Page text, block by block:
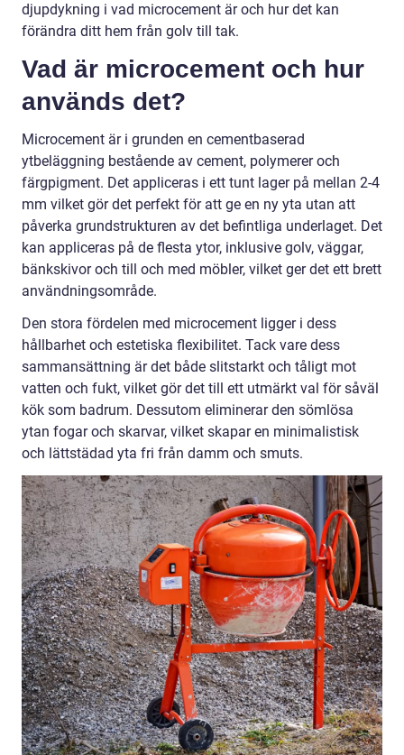
djupdykning i vad microcement är och hur det kan
förändra ditt hem från golv till tak.
Vad är microcement och hur
används det?
Microcement är i grunden en cementbaserad
ytbeläggning bestående av cement, polymerer och
färgpigment. Det appliceras i ett tunt lager på mellan 2-4
mm vilket gör det perfekt för att ge en ny yta utan att
påverka grundstrukturen av det befintliga underlaget. Det
kan appliceras på de flesta ytor, inklusive golv, väggar,
bänkskivor och till och med möbler, vilket ger det ett brett
användningsområde.
Den stora fördelen med microcement ligger i dess
hållbarhet och estetiska flexibilitet. Tack vare dess
sammansättning är det både slitstarkt och tåligt mot
vatten och fukt, vilket gör det till ett utmärkt val för såväl
kök som badrum. Dessutom eliminerar den sömlösa
ytan fogar och skarvar, vilket skapar en minimalistisk
och lättstädad yta fri från damm och smuts.